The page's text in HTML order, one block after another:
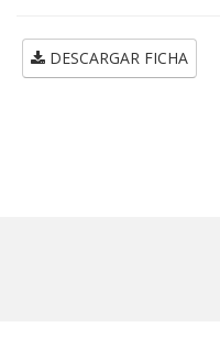
DESCARGAR FICHA